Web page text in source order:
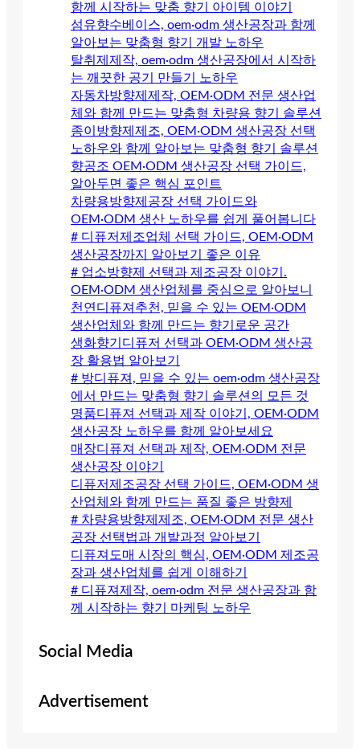
함께 시작하는 맞춤 향기 아이템 이야기
섬유향수베이스, oem·odm 생산공장과 함께
알아보는 맞춤형 향기 개발 노하우
탈취제제작, oem·odm 생산공장에서 시작하
는 깨끗한 공기 만들기 노하우
자동차방향제제작, OEM·ODM 전문 생산업
체와 함께 만드는 맞춤형 차량용 향기 솔루션
종이방향제제조, OEM·ODM 생산공장 선택
노하우와 함께 알아보는 맞춤형 향기 솔루션
향공조 OEM·ODM 생산공장 선택 가이드,
알아두면 좋은 핵심 포인트
차량용방향제공장 선택 가이드와
OEM·ODM 생산 노하우를 쉽게 풀어봅니다
# 디퓨저제조업체 선택 가이드, OEM·ODM
생산공장까지 알아보기 좋은 이유
# 업소방향제 선택과 제조공장 이야기.
OEM·ODM 생산업체를 중심으로 알아보니
천연디퓨져추천, 믿을 수 있는 OEM·ODM
생산업체와 함께 만드는 향기로운 공간
생화향기디퓨저 선택과 OEM·ODM 생산공
장 활용법 알아보기
# 방디퓨져, 믿을 수 있는 oem·odm 생산공장
에서 만드는 맞춤형 향기 솔루션의 모든 것
명품디퓨져 선택과 제작 이야기, OEM·ODM
생산공장 노하우를 함께 알아보세요
매장디퓨져 선택과 제작, OEM·ODM 전문
생산공장 이야기
디퓨저제조공장 선택 가이드, OEM·ODM 생
산업체와 함께 만드는 품질 좋은 방향제
# 차량용방향제제조, OEM·ODM 전문 생산
공장 선택법과 개발과정 알아보기
디퓨져도매 시장의 핵심, OEM·ODM 제조공
장과 생산업체를 쉽게 이해하기
# 디퓨져제작, oem·odm 전문 생산공장과 함
께 시작하는 향기 마케팅 노하우
Social Media
Advertisement